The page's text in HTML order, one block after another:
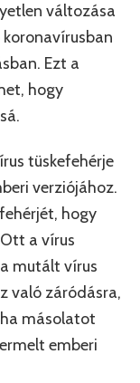
változása
Ezt a
hogy
tüskefehérje
verziójához.
hogy
a vírus
mutált vírus
való záródásra,
másolatot
emberi